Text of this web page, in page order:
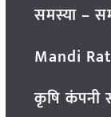
समस्या –
Mandi
कृषि कंपनी